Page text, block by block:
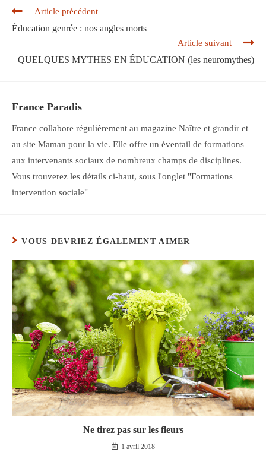
Read
more
articles
Article précédent
Éducation genrée : nos angles morts
Article suivant
QUELQUES MYTHES EN ÉDUCATION (les neuromythes)
France Paradis
France collabore régulièrement au magazine Naître et grandir et
au site Maman pour la vie. Elle offre un éventail de formations
aux intervenants sociaux de nombreux champs de disciplines.
Vous trouverez les détails ci-haut, sous l'onglet "Formations
intervention sociale"
VOUS DEVRIEZ ÉGALEMENT AIMER
Ne tirez pas sur les fleurs
1 avril 2018